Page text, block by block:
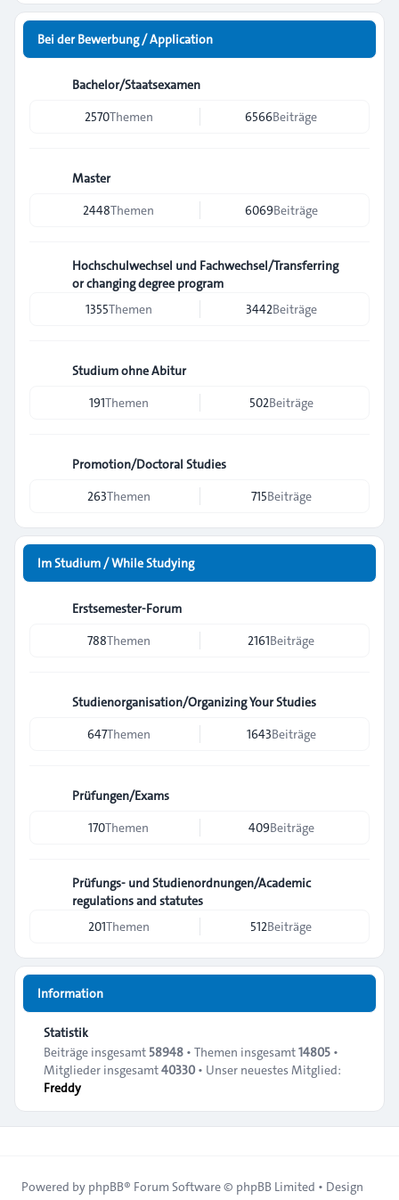
Bei der Bewerbung / Application
Bachelor/Staatsexamen
2570Themen 6566Beiträge
Master
2448Themen 6069Beiträge
Hochschulwechsel und Fachwechsel/Transferring
or changing degree program
1355Themen 3442Beiträge
Studium ohne Abitur
191Themen 502Beiträge
Promotion/Doctoral Studies
263Themen 715Beiträge
Im Studium / While Studying
Erstsemester-Forum
788Themen 2161Beiträge
Studienorganisation/Organizing Your Studies
647Themen 1643Beiträge
Prüfungen/Exams
170Themen 409Beiträge
Prüfungs- und Studienordnungen/Academic
regulations and statutes
201Themen 512Beiträge
Information
Statistik
Beiträge insgesamt 58948 • Themen insgesamt14805 •
Mitglieder insgesamt40330 • Unser neuestes Mitglied:
Freddy
Powered by phpBB® Forum Software © phpBB Limited • Design